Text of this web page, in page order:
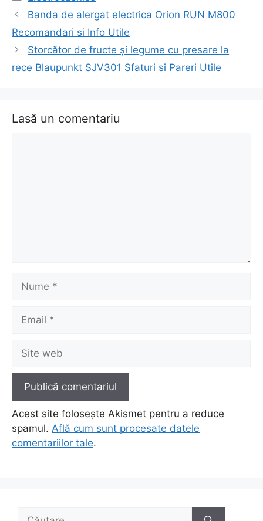
Navigare
în
Banda de alergat electrica Orion RUN M800
Recomandari si Info Utile
Storcător de fructe și legume cu presare la
rece Blaupunkt SJV301 Sfaturi si Pareri Utile
Lasă un comentariu
Nume
Email
Site
web
Acest site folosește Akismet pentru a reduce
spamul. Află cum sunt procesate datele
comentariilor tale.